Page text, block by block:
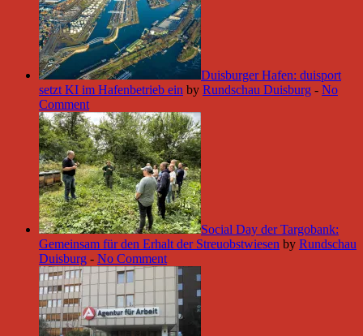
Duisburger Hafen: duisport
setzt KI im Hafenbetrieb ein by Rundschau Duisburg - No
Comment
Social Day der Targobank:
Gemeinsam für den Erhalt der Streuobstwiesen by Rundschau
Duisburg - No Comment